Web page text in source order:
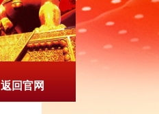
返回官网